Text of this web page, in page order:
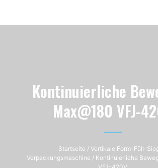
Kontinuierliche
Max@180 VFJ-
Startseite / Vertikale Form-Füll-
Verpackungsmaschine / Kontinuierliche